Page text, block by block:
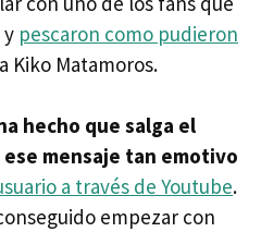
y pescaron como pudieron
Kiko Matamoros.
hecho que salga el
mensaje tan emotivo
a través de Youtube.
empezar con